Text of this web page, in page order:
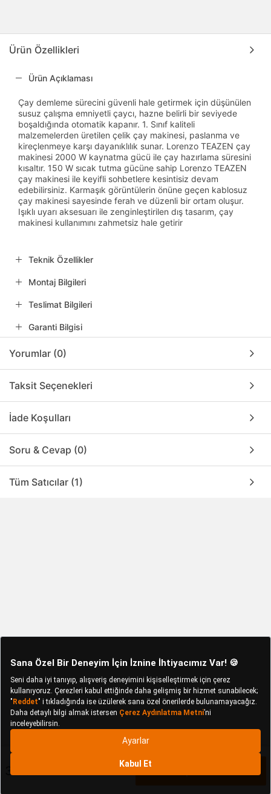
3.990 TL
Ürün Özellikleri
Ürün Açıklaması
Çay demleme sürecini güvenli hale getirmek için düşünülen
susuz çalışma emniyetli çaycı, hazne belirli bir seviyede
boşaldığında otomatik kapanır. 1. Sınıf kaliteli
malzemelerden üretilen çelik çay makinesi, paslanma ve
kireçlenmeye karşı dayanıklılık sunar. Lorenzo TEAZEN çay
makinesi 2000 W kaynatma gücü ile çay hazırlama süresini
kısaltır. 150 W sıcak tutma gücüne sahip Lorenzo TEAZEN
çay makinesi ile keyifli sohbetlere kesintisiz devam
edebilirsiniz. Karmaşık görüntülerin önüne geçen kablosuz
çay makinesi sayesinde ferah ve düzenli bir ortam oluşur.
Işıklı uyarı aksesuarı ile zenginleştirilen dış tasarım, çay
makinesi kullanımını zahmetsiz hale getirir
Teknik Özellikler
Montaj Bilgileri
Teslimat Bilgileri
Garanti Bilgisi
Yorumlar (0)
Taksit Seçenekleri
İade Koşulları
Soru & Cevap (0)
Tüm Satıcılar (1)